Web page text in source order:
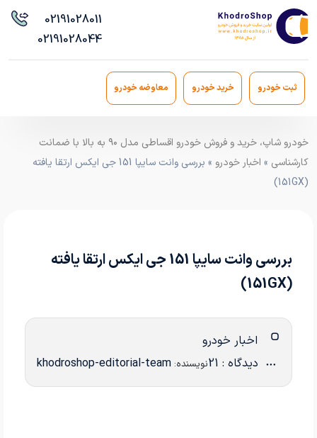
02191028011
02191028044
ثبت خودرو خرید خودرو معاوضه خودرو
خودرو شاپ، خرید و فروش خودرو اقساطی مدل ۹۰ به بالا با ضمانت
کارشناسی » اخبار خودرو
» بررسی وانت سایپا 151 جی ایکس ارتقا یافته
(151GX)
بررسی وانت سایپا 151 جی ایکس ارتقا یافته
(151GX)
اخبار خودرو
دیدگاه : 21
نویسنده: khodroshop-editorial-team